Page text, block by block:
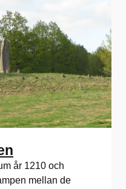
år 1210 och
mellan de